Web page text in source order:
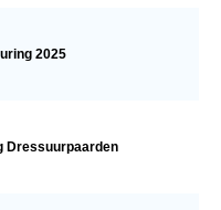
2025
Dressuurpaarden